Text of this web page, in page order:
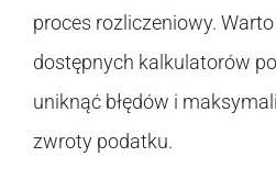
proces rozliczeniowy.
dostępnych kalkulatorów
uniknąć błędów i
zwroty podatku.